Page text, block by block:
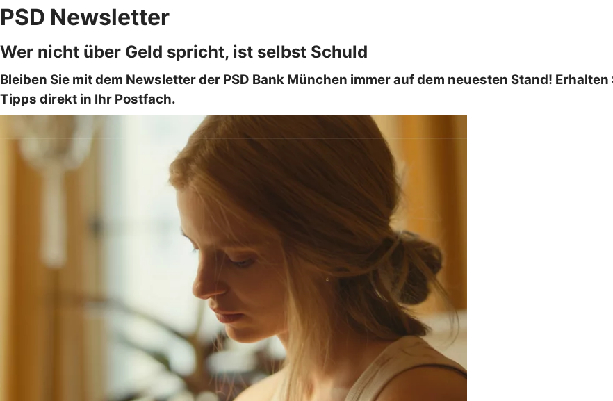
PSD Newsletter
Wer nicht über Geld spricht, ist selbst Schuld
Bleiben Sie mit dem Newsletter der PSD Bank München immer auf dem neuesten Stand!
Tipps direkt in Ihr Postfach.